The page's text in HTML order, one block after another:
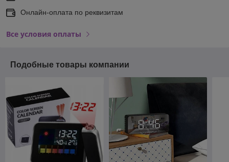
Онлайн-оплата по реквизитам
Все условия оплаты
Подобные товары компании